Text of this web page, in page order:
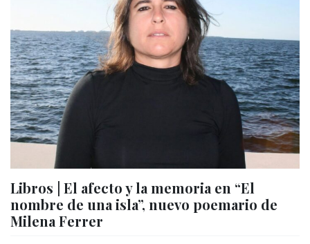
Libros | El afecto y la memoria en “El
nombre de una isla”, nuevo poemario de
Milena Ferrer